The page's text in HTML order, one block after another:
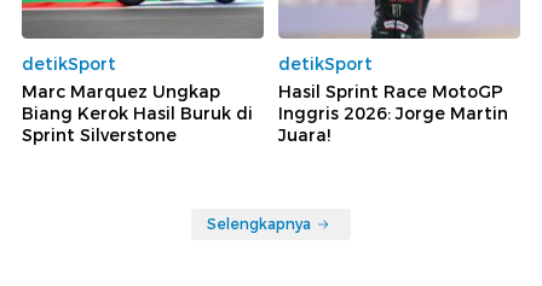
detikSport
Marc Marquez Ungkap
Biang Kerok Hasil Buruk di
Sprint Silverstone
detikSport
Hasil Sprint Race MotoGP
Inggris 2026: Jorge Martin
Juara!
Selengkapnya